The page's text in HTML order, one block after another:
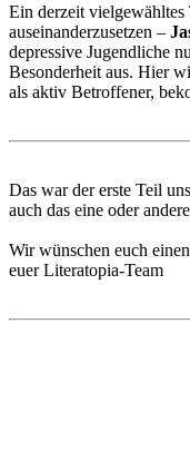
Ein derzeit vielgewähltes
auseinanderzusetzen –
depressive Jugendliche
Besonderheit aus. Hier
als aktiv Betroffener,
Das war der erste Teil
auch das eine oder
Wir wünschen euch
euer Literatopia-Team